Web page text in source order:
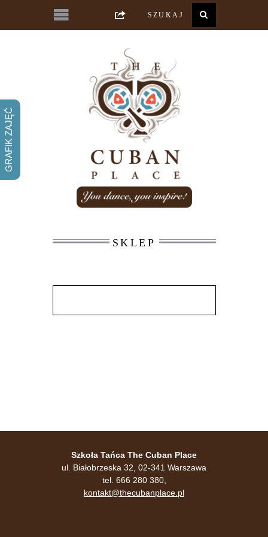
SKLEP
Szkoła Tańca The Cuban Place
ul. Białobrzeska 32, 02-341 Warszawa
tel. 666 280 380,
kontakt@thecubanplace.pl
GRAFIK ZAJĘĆ